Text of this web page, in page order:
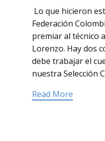
Lo que hicieron
Federación
premiar al técnico
Lorenzo. Hay dos
debe trabajar el
nuestra Selección
Read More